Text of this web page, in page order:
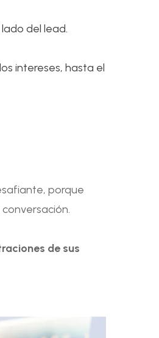
del lead.
intereses, hasta el
porque
de sus